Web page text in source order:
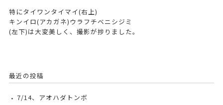
特にタイワンタイマイ(右上)
キンイロ(アカガネ)ウラフチベニシジミ
(左下)は大変美しく、撮影が捗りました。
最近の投稿
7/14、アオハダトンボ